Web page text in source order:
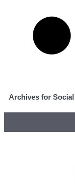
Archives for